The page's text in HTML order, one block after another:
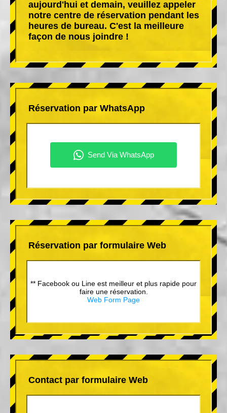
aujourd'hui et demain, veuillez appeler
notre centre de réservation pendant les
heures de bureau. C'est la meilleure
façon de nous joindre !
Réservation par WhatsApp
Réservation par formulaire Web
** Facebook ou Line est meilleur et plus rapide pour
faire une réservation.
Web Form Page
Contact par formulaire Web